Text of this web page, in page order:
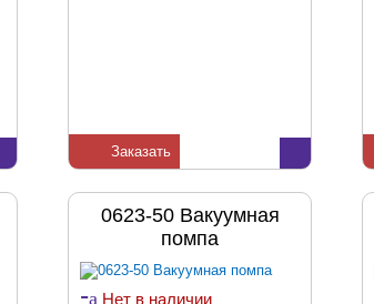
Заказать
0623-50 Вакуумная
помпа
-a Нет в наличии